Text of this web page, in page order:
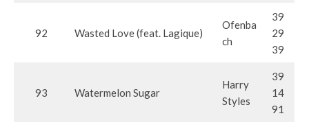
92 Wasted Love (feat. Lagique)
Ofenba
ch
39
29
39
93 Watermelon Sugar
Harry
Styles
39
14
91